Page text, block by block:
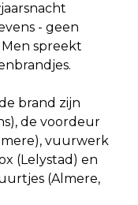
- geen
spreekt
brand zijn
de voordeur
vuurwerk
(Lelystad) en
(Almere,